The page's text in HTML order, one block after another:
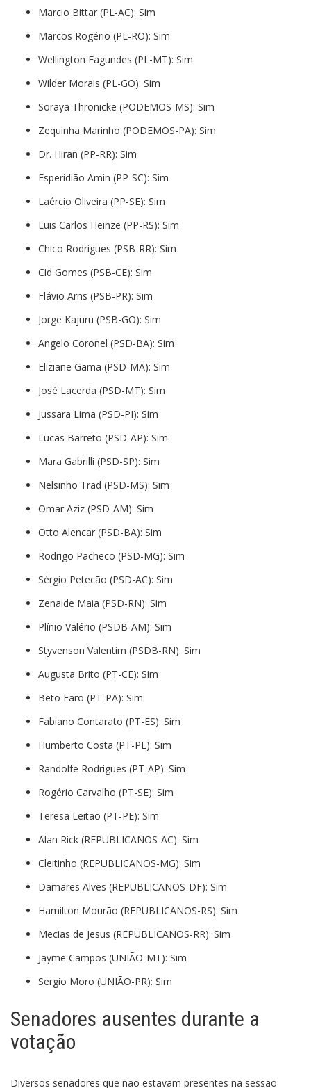
Marcio Bittar (PL-AC): Sim
Marcos Rogério (PL-RO): Sim
Wellington Fagundes (PL-MT): Sim
Wilder Morais (PL-GO): Sim
Soraya Thronicke (PODEMOS-MS): Sim
Zequinha Marinho (PODEMOS-PA): Sim
Dr. Hiran (PP-RR): Sim
Esperidião Amin (PP-SC): Sim
Laércio Oliveira (PP-SE): Sim
Luis Carlos Heinze (PP-RS): Sim
Chico Rodrigues (PSB-RR): Sim
Cid Gomes (PSB-CE): Sim
Flávio Arns (PSB-PR): Sim
Jorge Kajuru (PSB-GO): Sim
Angelo Coronel (PSD-BA): Sim
Eliziane Gama (PSD-MA): Sim
José Lacerda (PSD-MT): Sim
Jussara Lima (PSD-PI): Sim
Lucas Barreto (PSD-AP): Sim
Mara Gabrilli (PSD-SP): Sim
Nelsinho Trad (PSD-MS): Sim
Omar Aziz (PSD-AM): Sim
Otto Alencar (PSD-BA): Sim
Rodrigo Pacheco (PSD-MG): Sim
Sérgio Petecão (PSD-AC): Sim
Zenaide Maia (PSD-RN): Sim
Plínio Valério (PSDB-AM): Sim
Styvenson Valentim (PSDB-RN): Sim
Augusta Brito (PT-CE): Sim
Beto Faro (PT-PA): Sim
Fabiano Contarato (PT-ES): Sim
Humberto Costa (PT-PE): Sim
Randolfe Rodrigues (PT-AP): Sim
Rogério Carvalho (PT-SE): Sim
Teresa Leitão (PT-PE): Sim
Alan Rick (REPUBLICANOS-AC): Sim
Cleitinho (REPUBLICANOS-MG): Sim
Damares Alves (REPUBLICANOS-DF): Sim
Hamilton Mourão (REPUBLICANOS-RS): Sim
Mecias de Jesus (REPUBLICANOS-RR): Sim
Jayme Campos (UNIÃO-MT): Sim
Sergio Moro (UNIÃO-PR): Sim
Senadores ausentes durante a
votação
Diversos senadores que não estavam presentes na sessão